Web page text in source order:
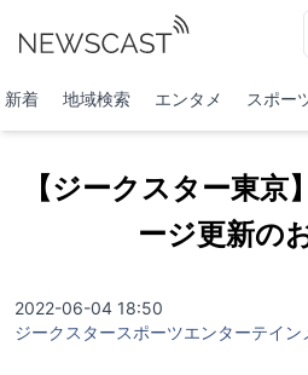
新着 地域検索 エンタメ スポー
【ジークスター東京
ージ更新の
2022-06-04 18:50
ジークスタースポーツエンターテイン